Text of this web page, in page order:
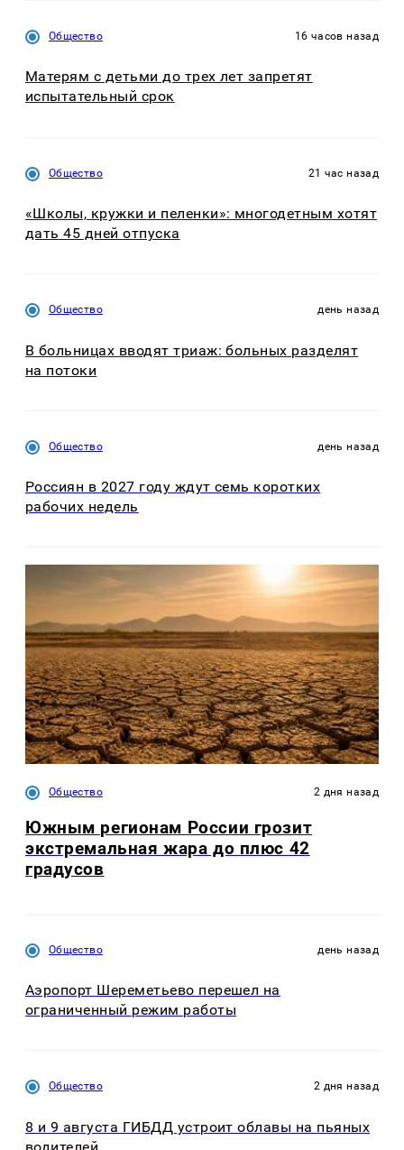
Общество 16 часов назад
Матерям с детьми до трех лет запретят
испытательный срок
Общество 21 час назад
«Школы, кружки и пеленки»: многодетным хотят
дать 45 дней отпуска
Общество день назад
В больницах вводят триаж: больных разделят
на потоки
Общество день назад
Россиян в 2027 году ждут семь коротких
рабочих недель
Общество 2 дня назад
Южным регионам России грозит
экстремальная жара до плюс 42
градусов
Общество день назад
Аэропорт Шереметьево перешел на
ограниченный режим работы
Общество 2 дня назад
8 и 9 августа ГИБДД устроит облавы на пьяных